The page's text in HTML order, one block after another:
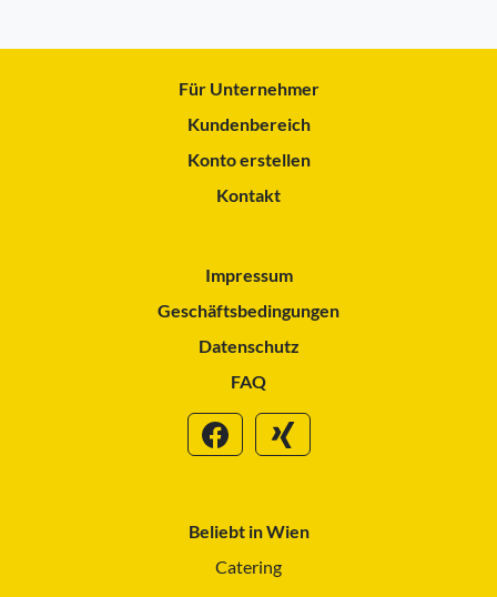
Für Unternehmer
Kundenbereich
Konto erstellen
Kontakt
Impressum
Geschäftsbedingungen
Datenschutz
FAQ
Beliebt in Wien
Catering